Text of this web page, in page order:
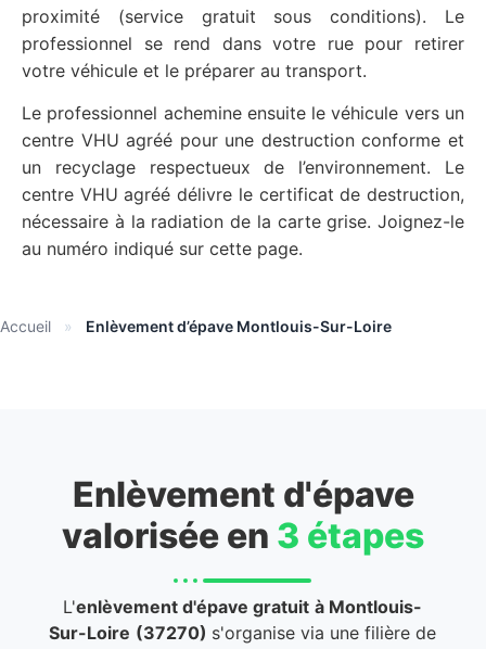
proximité (service gratuit sous conditions). Le
professionnel se rend dans votre rue pour retirer
votre véhicule et le préparer au transport.
Le professionnel achemine ensuite le véhicule vers un
centre VHU agréé pour une destruction conforme et
un recyclage respectueux de l’environnement. Le
centre VHU agréé délivre le certificat de destruction,
nécessaire à la radiation de la carte grise. Joignez-le
au numéro indiqué sur cette page.
Accueil » Enlèvement d’épave Montlouis-Sur-Loire
Enlèvement d'épave
valorisée en 3 étapes
L'enlèvement d'épave gratuit à Montlouis-
Sur-Loire (37270) s'organise via une filière de